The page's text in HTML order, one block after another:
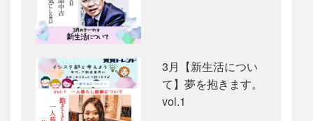
3月【新生活につい
て】夢を抱きます。
vol.1